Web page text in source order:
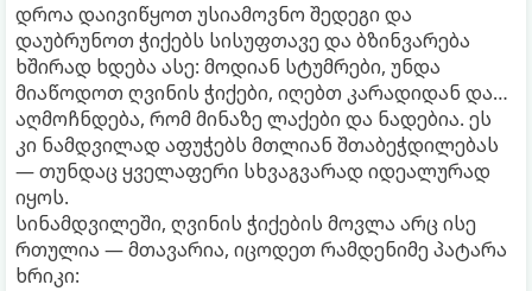
დროა დაივიწყოთ უსიამოვნო შედეგი და
დაუბრუნოთ ჭიქებს სისუფთავე და ბზინვარება
ხშირად ხდება ასე: მოდიან სტუმრები, უნდა
მიაწოდოთ ღვინის ჭიქები, იღებთ კარადიდან და…
აღმოჩნდება, რომ მინაზე ლაქები და ნადებია. ეს
კი ნამდვილად აფუჭებს მთლიან შთაბეჭდილებას
— თუნდაც ყველაფერი სხვაგვარად იდეალურად
იყოს.
სინამდვილეში, ღვინის ჭიქების მოვლა არც ისე
რთულია — მთავარია, იცოდეთ რამდენიმე პატარა
ხრიკი: